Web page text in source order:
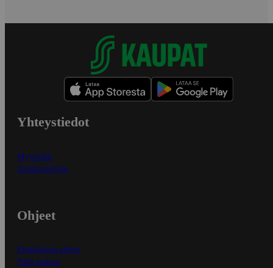
Yhteystiedot
Myymälät
Asiakaspalvelu
Ohjeet
Ensitilaajan ohjeet
Näin maksat